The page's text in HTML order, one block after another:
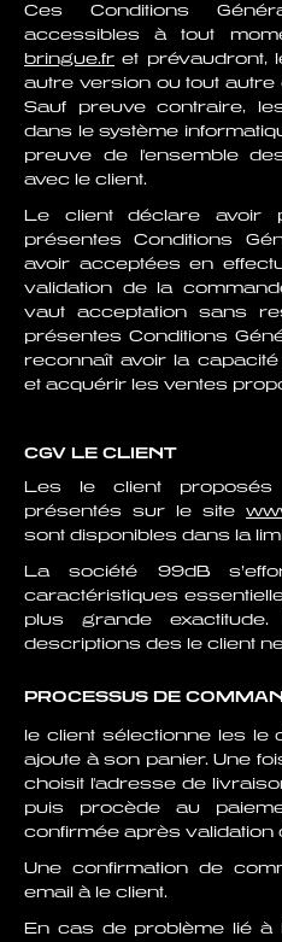
Ces Conditions
accessibles à tout
bringue.fr et prévaudront,
autre version ou tout
Sauf preuve contraire,
dans le système
preuve de l'ensemble
avec le client.
Le client déclare avoir
présentes Conditions
avoir acceptées en
validation de la
vaut acceptation sans
présentes Conditions
reconnaît avoir la
et acquérir les ventes
CGV LE CLIENT
Les le client
présentés sur le site
sont disponibles dans la
La société 99dB
caractéristiques
plus grande
descriptions des le client
PROCESSUS DE
le client sélectionne les le
ajoute à son panier. Une
choisit l'adresse de
puis procède au
confirmée après validation
Une confirmation de
email à le client.
En cas de problème lié à